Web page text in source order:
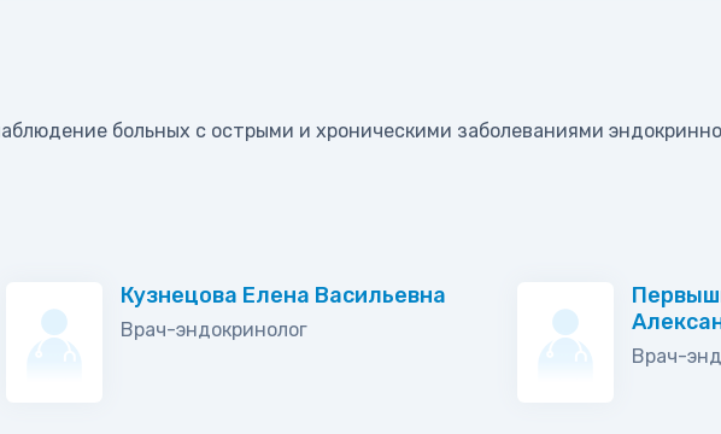
больных с острыми и хроническими заболеваниями
Кузнецова Елена Васильевна
Врач-эндокринолог
Врач-